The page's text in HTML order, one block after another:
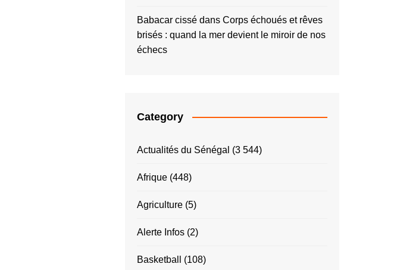
Babacar cissé dans Corps échoués et rêves
brisés : quand la mer devient le miroir de nos
échecs
Category
Actualités du Sénégal (3 544)
Afrique (448)
Agriculture (5)
Alerte Infos (2)
Basketball (108)